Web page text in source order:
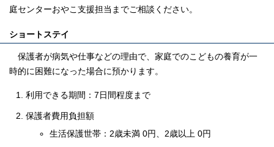
庭センターおやこ支援担当までご相談ください。
ショートステイ
保護者が病気や仕事などの理由で、家庭でのこどもの養育が一
時的に困難になった場合に預かります。
利用できる期間：7日間程度まで
保護者費用負担額
生活保護世帯：2歳未満 0円、2歳以上 0円